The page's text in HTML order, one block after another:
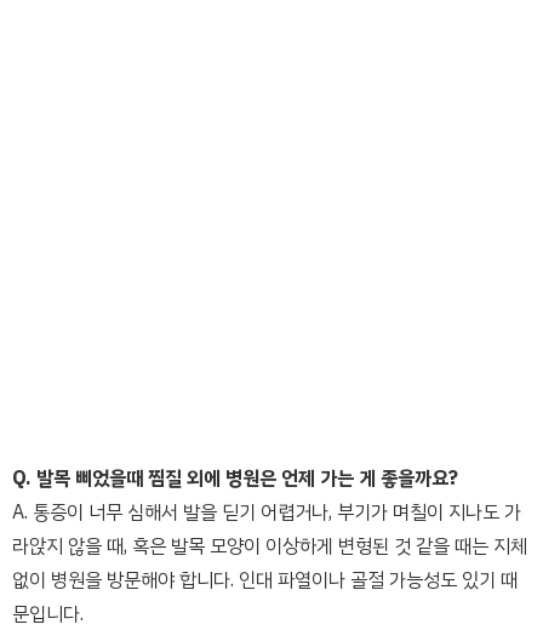
Q. 발목 삐었을때 찜질 외에 병원은 언제 가는 게 좋을까요?
A. 통증이 너무 심해서 발을 딛기 어렵거나, 부기가 며칠이 지나도 가
라앉지 않을 때, 혹은 발목 모양이 이상하게 변형된 것 같을 때는 지체
없이 병원을 방문해야 합니다. 인대 파열이나 골절 가능성도 있기 때
문입니다.